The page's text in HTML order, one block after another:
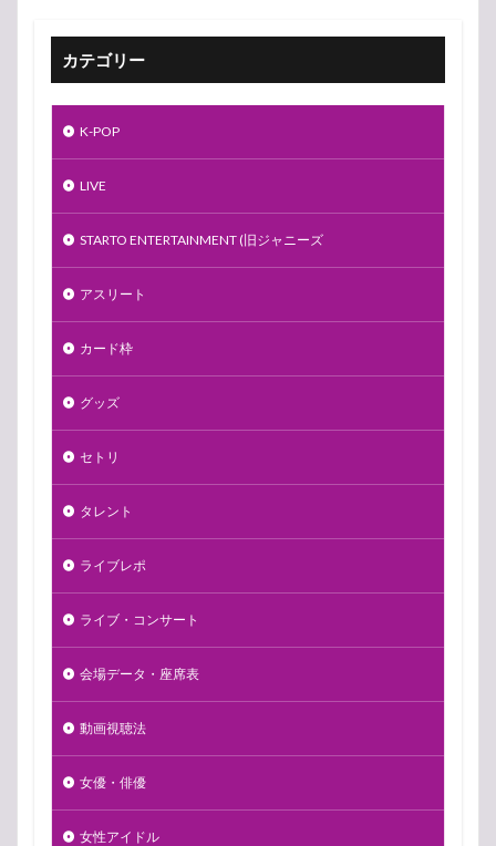
カテゴリー
K-POP
LIVE
STARTO ENTERTAINMENT (旧ジャニーズ
アスリート
カード枠
グッズ
セトリ
タレント
ライブレポ
ライブ・コンサート
会場データ・座席表
動画視聴法
女優・俳優
女性アイドル